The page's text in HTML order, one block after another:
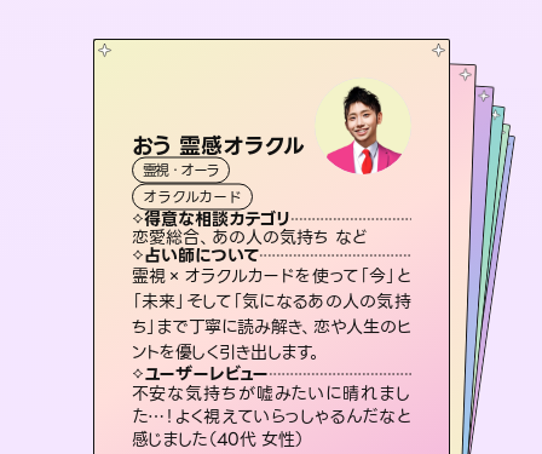
おう 霊感オラクル
霊視・オーラ
オラクルカード
得意な相談カテゴリ
恋愛総合、あの人の気持ち など
占い師について
霊視×オラクルカードを使って「今」と
「未来」そして「気になるあの人の気持
ち」まで丁寧に読み解き、恋や人生のヒ
ントを優しく引き出します。
ユーザーレビュー
不安な気持ちが嘘みたいに晴れまし
た…！よく視えていらっしゃるんだなと
感じました（40代 女性）
桃源珠羽（とうげんみう
霊視・オーラ
スピリチュアル・リーディング
得意な相談カテゴリ
片想い、あの人の気持ち、復縁 など
占い師について
恋愛のお悩みの中でも特に「曖昧な関
係」の相談を得意としており、友達以上
恋人未満なお相手との今後や本音を丁
寧に読み解き恋愛成就へと導きます。
ユーザーレビュー
鑑定していただいてアドバイス通りに行
動すると仲が復活してきました。ありが
とうございました（40代 女性）
アイリス -iris-
西洋占星術
ルーン
得意な相談カテゴリ
恋愛総合、片想い、二人の未来 など
占い師について
復縁、恋愛、不倫の行方、同性愛や片
思い、仕事関係や借金問題まで知りた
いことや心の負担になっていることを
紐解き、背中をそっと押して導きます。
ユーザーレビュー
安心感のあり、言い切ってくれる所や濁
さない鑑定のおかげで、毎回自分の気
持ちを整えられます（30代 男性）
彗望
霊視・オーラ
スピリチュアル・リーディング
得意な相談カテゴリ
片想い、あの人の気持ち、復縁 など
占い師について
3,700年以上の歴史を持つ東洋最古の占術「易占」で詳細まで占い、幸せへ向かう道筋を示します。厳しい結果にも具体的な対策をお伝えします。
ユーザーレビュー
複雑な背景もしっかり聞いて鑑定して
いただけました。気持ちが楽になりまし
た（50代 女性）
セラピスト理恵
スピリチュアル・リーディング
得意な相談カテゴリ
片想い、二人の未来、年の差 など
占い師について
連絡再開、復縁、成就などの報告実績
多数。セラピストとして2万超の施術経
験があるからこそできる鑑定で、より良
い未来をサポートします。
ユーザーレビュー
とても心温まる鑑定でした。しかもこち
らは何も言っていないのに視えていらっ
しゃるんだなと驚きです（30代女性）
霊視・オーラ 心理学
スピリチュアル・リーディング
得意な相談カテゴリ
出逢い、片想い、復縁 など
占い師について
未来には何パターンもの選択肢があり
ます。不安で視えにくくなっているあな
たの素敵な未来を見つけ、その未来を
選択できるようアドバイスします。
ユーザーレビュー
職場の人の性質や人間関係、本心など
本当によく視えていてびっくり。対策が
打てて前向きになれます（40代）